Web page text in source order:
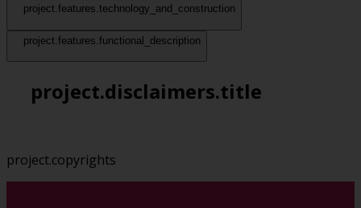
project.features.technology_and_construction
project.features.functional_description
project.disclaimers.title
project.copyrights